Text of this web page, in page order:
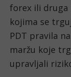
forex ili druga
kojima se
PDT pravila
maržu koje
upravljali